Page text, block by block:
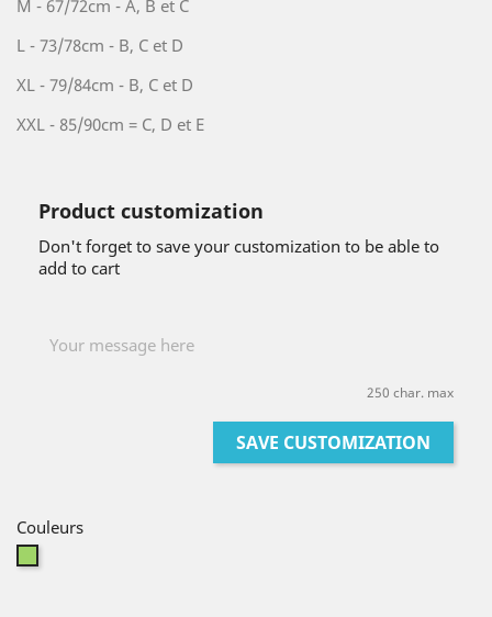
M - 67/72cm - A, B et C
L - 73/78cm - B, C et D
XL - 79/84cm - B, C et D
XXL - 85/90cm = C, D et E
Product customization
Don't forget to save your customization to be able to
add to cart
250 char. max
SAVE CUSTOMIZATION
Couleurs